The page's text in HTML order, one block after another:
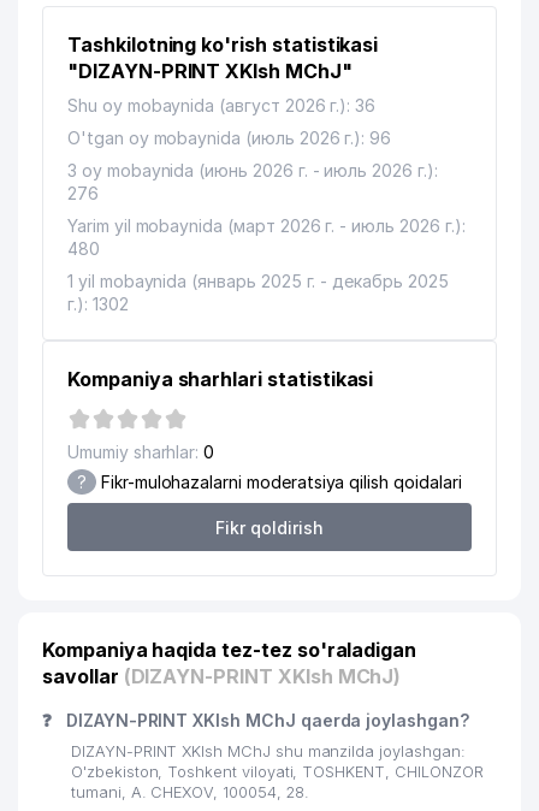
11 KELAJAK MAISHIY TEXNIKASI MChJ
13 AL-HOSILOT MChJ
14
MAKSUDOVA M.S. YAKKA TARTIBDAGI
15 KIMALINE MChJ
16 MANNEL ZIYO MChJ
Tashkilotning ko'rish statistikasi
"DIZAYN-PRINT XKIsh MChJ"
Shu oy mobaynida (август 2026 г.): 36
O'tgan oy mobaynida (июль 2026 г.): 96
3 oy mobaynida (июнь 2026 г. - июль 2026 г.):
276
Yarim yil mobaynida (март 2026 г. - июль 2026 г.):
480
1 yil mobaynida (январь 2025 г. - декабрь 2025
г.): 1302
Kompaniya sharhlari statistikasi
Umumiy sharhlar: 0
? Fikr-mulohazalarni moderatsiya qilish qoidalari
Fikr qoldirish
Kompaniya haqida tez-tez so'raladigan
savollar (DIZAYN-PRINT XKIsh MChJ)
❓ DIZAYN-PRINT XKIsh MChJ qaerda joylashgan?
DIZAYN-PRINT XKIsh MChJ shu manzilda joylashgan:
O'zbekiston, Toshkent viloyati, TOSHKENT, CHILONZOR
tumani, A. CHEXOV, 100054, 28.